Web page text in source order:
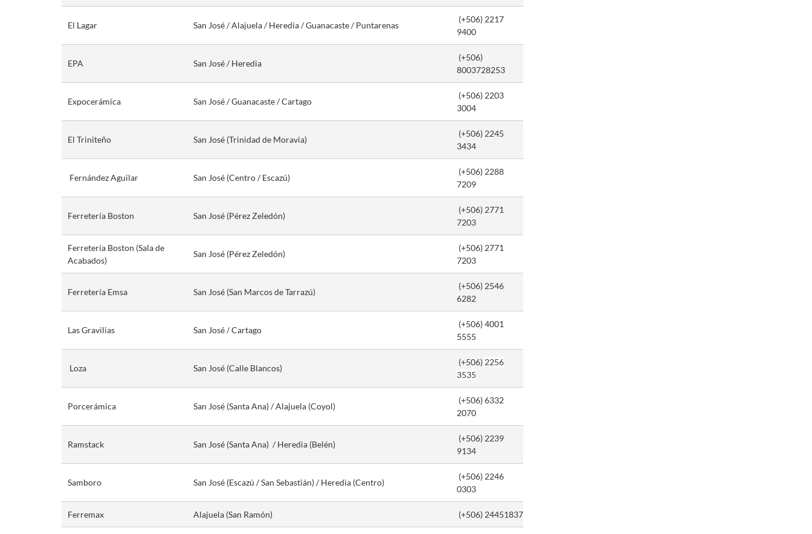
El Lagar San José / Alajuela / Heredia / Guanacaste / Puntarenas
(+506) 2217
9400
EPA San José / Heredia
(+506)
8003728253
Expocerámica San José / Guanacaste / Cartago
(+506) 2203
3004
El Triniteño San José (Trinidad de Moravia)
(+506) 2245
3434
Fernández Aguilar San José (Centro / Escazú)
(+506) 2288
7209
Ferretería Boston San José (Pérez Zeledón)
(+506) 2771
7203
Ferretería Boston (Sala de
Acabados)
San José (Pérez Zeledón)
(+506) 2771
7203
Ferretería Emsa San José (San Marcos de Tarrazú)
(+506) 2546
6282
Las Gravilias San José / Cartago
(+506) 4001
5555
Loza San José (Calle Blancos)
(+506) 2256
3535
Porcerámica San José (Santa Ana) / Alajuela (Coyol)
(+506) 6332
2070
Ramstack San José (Santa Ana) / Heredia (Belén)
(+506) 2239
9134
Samboro San José (Escazú / San Sebastián) / Heredia (Centro)
(+506) 2246
0303
Ferremax Alajuela (San Ramón) (+506) 24451837